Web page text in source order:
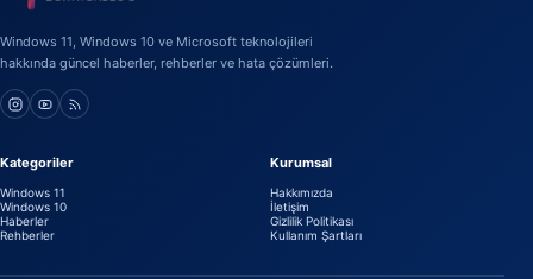
Windows 11, Windows 10 ve Microsoft teknolojileri
hakkında güncel haberler, rehberler ve hata çözümleri.
Kategoriler
Windows 11
Windows 10
Haberler
Rehberler
Kurumsal
Hakkımızda
İletişim
Gizlilik Politikası
Kullanım Şartları